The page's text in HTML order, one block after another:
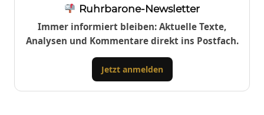
Ruhrbarone-Newsletter
Immer informiert bleiben: Aktuelle Texte,
Analysen und Kommentare direkt ins Postfach.
Jetzt anmelden